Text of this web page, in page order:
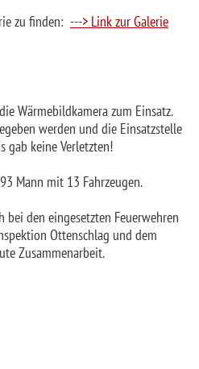
zu finden:---> Link zur Galerie
Wärmebildkamera zum Einsatz.
werden und die Einsatzstelle
gab keine Verletzten!
Mann mit 13 Fahrzeugen.
bei den eingesetzten Feuerwehren
Ottenschlag und dem
Zusammenarbeit.